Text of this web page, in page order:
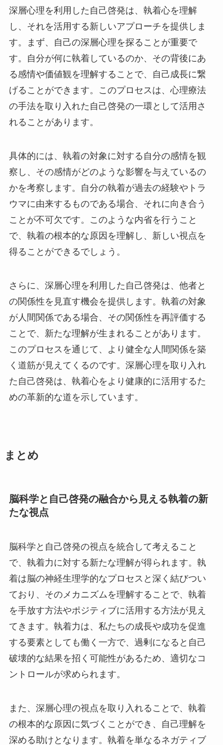
深層心理を利用した自己啓発は、執着心を理解
し、それを活用する新しいアプローチを提供しま
す。まず、自己の深層心理を探ることが重要で
す。自分が何に執着しているのか、その背後にあ
る感情や価値観を理解することで、自己成長に繋
げることができます。このプロセスは、心理療法
の手法を取り入れた自己啓発の一環として活用さ
れることがあります。
具体的には、執着の対象に対する自分の感情を観
察し、その感情がどのような影響を与えているの
かを考察します。自分の執着が過去の経験やトラ
ウマに由来するものである場合、それに向き合う
ことが不可欠です。このような内省を行うこと
で、執着の根本的な原因を理解し、新しい視点を
得ることができるでしょう。
さらに、深層心理を利用した自己啓発は、他者と
の関係性を見直す機会を提供します。執着の対象
が人間関係である場合、その関係性を再評価する
ことで、新たな理解が生まれることがあります。
このプロセスを通じて、より健全な人間関係を築
く道筋が見えてくるのです。深層心理を取り入れ
た自己啓発は、執着心をより健康的に活用するた
めの革新的な道を示しています。
まとめ
脳科学と自己啓発の融合から見える執着の新
たな視点
脳科学と自己啓発の視点を統合して考えること
で、執着力に対する新たな理解が得られます。執
着は脳の神経生理学的なプロセスと深く結びつい
ており、そのメカニズムを理解することで、執着
を手放す方法やポジティブに活用する方法が見え
てきます。執着力は、私たちの成長や成功を促進
する要素としても働く一方で、過剰になると自己
破壊的な結果を招く可能性があるため、適切なコ
ントロールが求められます。
また、深層心理の視点を取り入れることで、執着
の根本的な原因に気づくことができ、自己理解を
深める助けとなります。執着を単なるネガティブ